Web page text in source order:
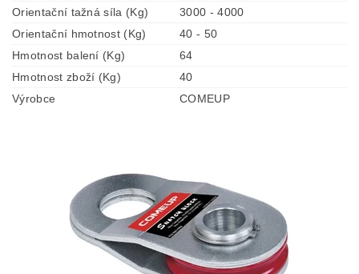
Orientační tažná síla (Kg)
3000 - 4000
Orientační hmotnost (Kg)
40 - 50
Hmotnost balení (Kg)
64
Hmotnost zboží (Kg)
40
Výrobce
COMEUP